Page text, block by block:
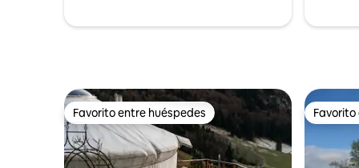
Favorito entre huéspedes
Favorito entre huéspedes